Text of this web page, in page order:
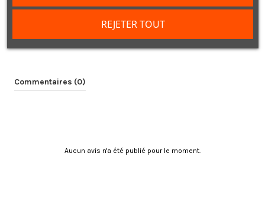
Commentaires (0)
Aucun avis n'a été publié pour le moment.
REJETER TOUT